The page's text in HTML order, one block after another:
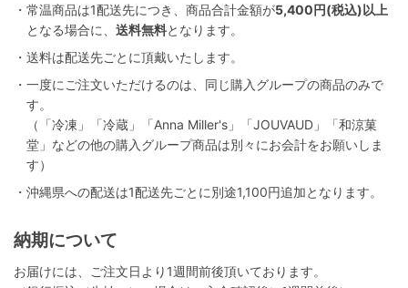
・常温商品は1配送先につき、商品合計金額が5,400円(税込)以上
となる場合に、 送料無料となります。
・送料は配送先ごとに頂戴いたします。
・一度にご注文いただけるのは、同じ購入グループの商品のみで
す。
（「冷凍」「冷蔵」「Anna Miller's」「JOUVAUD」「和涼菓
堂」などの他の購入グループ商品は別々にお会計をお願いしま
す）
・沖縄県への配送は1配送先ごとに別途1,100円追加となります。
納期について
お届けには、ご注文日より1週間前後頂いております。